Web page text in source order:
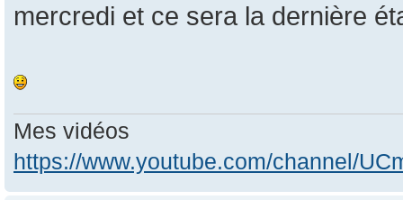
mercredi et ce sera la dernière
Mes vidéos
https://www.youtube.com/channel/